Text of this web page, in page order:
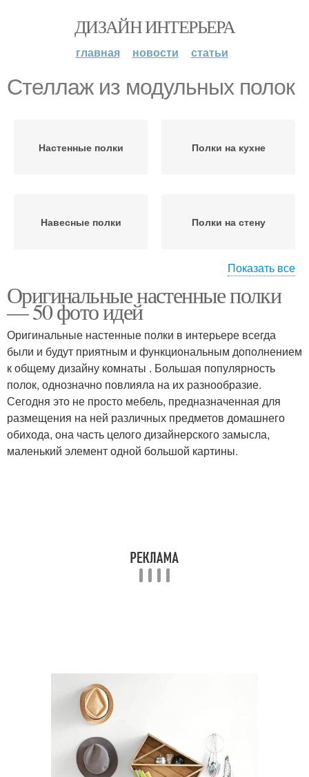
ДИЗАЙН ИНТЕРЬЕРА
главная новости статьи
Стеллаж из модульных полок
Настенные полки Полки на кухне
Навесные полки Полки на стену
Полки в интерьере Оригинальные полки
Подвесная полка Модульные полки
Угловой стеллаж Деревянные полки
Показать все
Оригинальные настенные полки
— 50 фото идей
Оригинальные настенные полки в интерьере всегда
были и будут приятным и функциональным дополнением
к общему дизайну комнаты . Большая популярность
полок, однозначно повлияла на их разнообразие.
Сегодня это не просто мебель, предназначенная для
размещения на ней различных предметов домашнего
обихода, она часть целого дизайнерского замысла,
маленький элемент одной большой картины.